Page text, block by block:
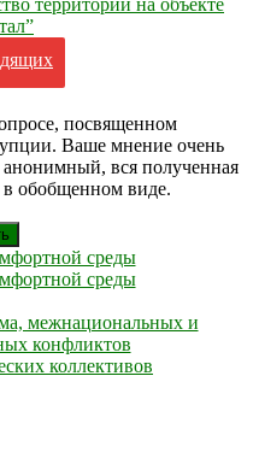
посвященном
Ваше мнение очень
вся полученная
в обобщенном виде.